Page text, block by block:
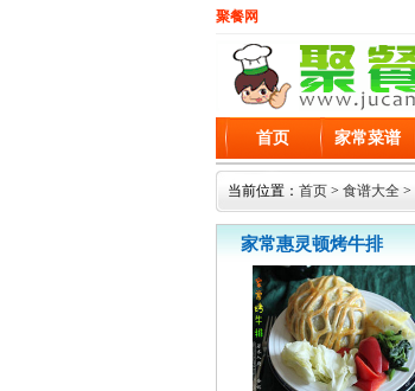
聚餐网
首页 家常菜谱
当前位置： 首页 > 食谱大全 >
家常惠灵顿烤牛排